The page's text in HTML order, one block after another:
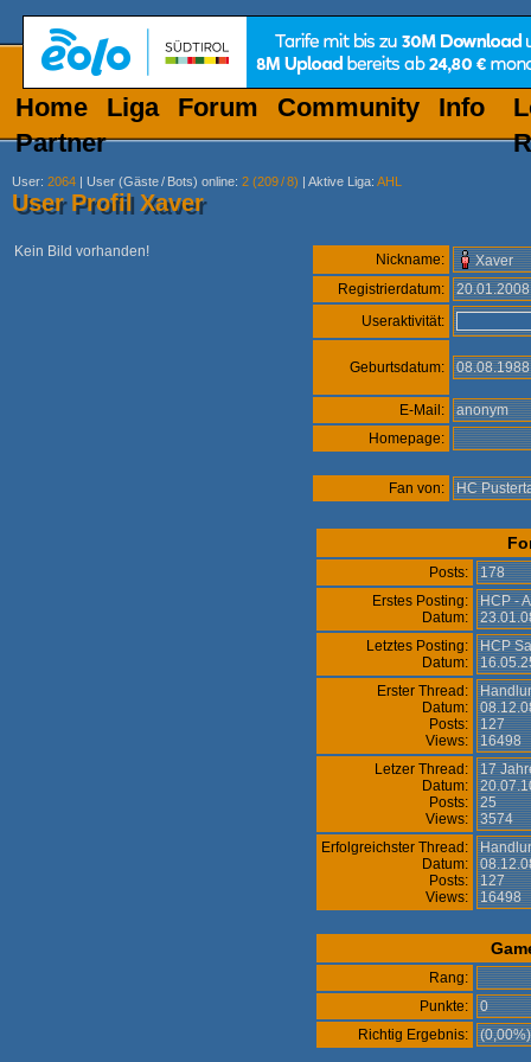
Home Liga Forum Community
Info
Partner
User: 2064 | User (Gäste/ Bots) online: 2 (209/8) | Aktive Liga: AHL
User Profil Xaver
Kein Bild vorhanden! Nickname:
Xaver
Registrierdatum:
Useraktivität:
Geburtsdatum:
E-Mail:
anonym
Homepage:
Fan von: HC
Posts:
178
Erstes Posting:
Datum:
HCP -
Letztes Posting:
Datum:
HCP
Erster Thread:
Datum:
Posts:
Views:
127
16498
Letzer Thread:
Datum:
Posts:
Views:
17
25
3574
Erfolgreichster Thread:
Datum:
Posts:
Views:
127
16498
Rang:
Punkte:
0
Richtig Ergebnis: